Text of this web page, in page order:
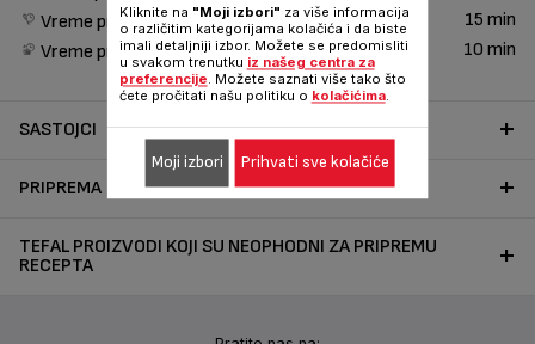
Vreme pripreme
15 min
Vreme pripreme
10 min
SASTOJCI
PRIPREMA
TEFAL PROIZVODI KOJI SU NEOPHODNI ZA PRIPREMU
RECEPTA
Kliknite na "Moji izbori" za više informacija
o različitim kategorijama kolačića i da biste
imali detaljniji izbor. Možete se predomisliti
u svakom trenutku iz našeg centra za
preferencije. Možete saznati više tako što
ćete pročitati našu politiku o kolačićima.
Moji izbori Prihvati sve kolačiće